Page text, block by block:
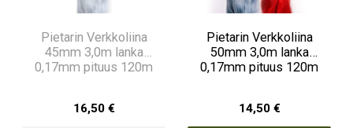
Pietarin Verkkoliina
45mm 3,0m lanka
0,17mm pituus 120m
16,50 €
Pietarin Verkkoliina
50mm 3,0m lanka
0,17mm pituus 120m
14,50 €